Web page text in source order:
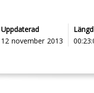
Uppdaterad
12 november 2013
Längd